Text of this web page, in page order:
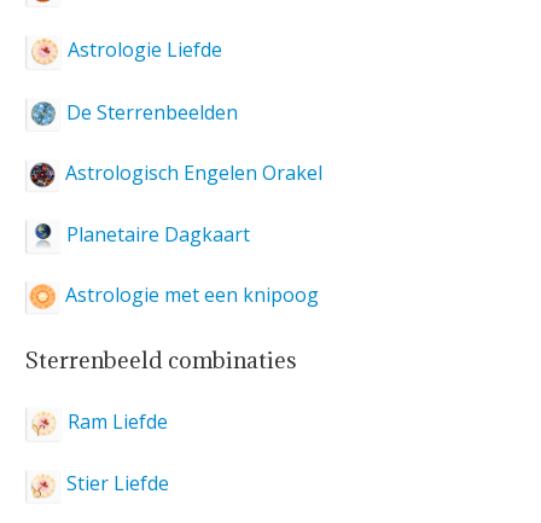
Astrologie Liefde
De Sterrenbeelden
Astrologisch Engelen Orakel
Planetaire Dagkaart
Astrologie met een knipoog
Sterrenbeeld combinaties
Ram Liefde
Stier Liefde